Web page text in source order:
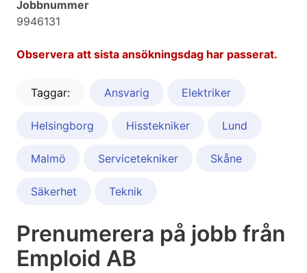
Jobbnummer
9946131
Observera att sista ansökningsdag har passerat.
Taggar: Ansvarig Elektriker
Helsingborg Hisstekniker Lund
Malmö Servicetekniker Skåne
Säkerhet Teknik
Prenumerera på jobb från
Emploid AB